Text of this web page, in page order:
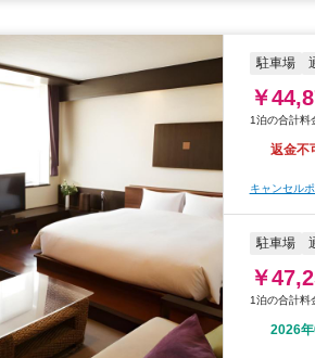
返金不
キャンセルポ
駐
￥
2026年
キャンセルポ
駐車場
￥
返金不
キャンセル
駐車場
￥
2026